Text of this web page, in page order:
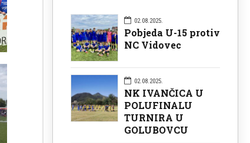
02.08.2025.
Pobjeda U-15 protiv
NC Vidovec
02.08.2025.
NK IVANČICA U
POLUFINALU
TURNIRA U
GOLUBOVCU